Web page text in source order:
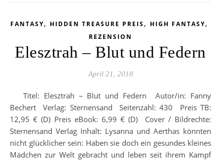
FANTASY, HIDDEN TREASURE PREIS, HIGH FANTASY,
REZENSION
Elesztrah – Blut und Federn
April 21, 2018
Titel: Elesztrah – Blut und Federn Autor/in: Fanny
Bechert Verlag: Sternensand Seitenzahl: 430 Preis TB:
12,95 € (D) Preis eBook: 6,99 € (D) Cover / Bildrechte:
Sternensand Verlag Inhalt: Lysanna und Aerthas könnten
nicht glücklicher sein: Haben sie doch ein gesundes kleines
Mädchen zur Welt gebracht und leben seit ihrem Kampf